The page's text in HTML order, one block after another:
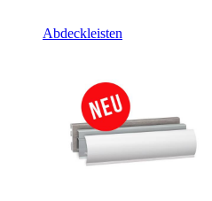
Abdeckleisten